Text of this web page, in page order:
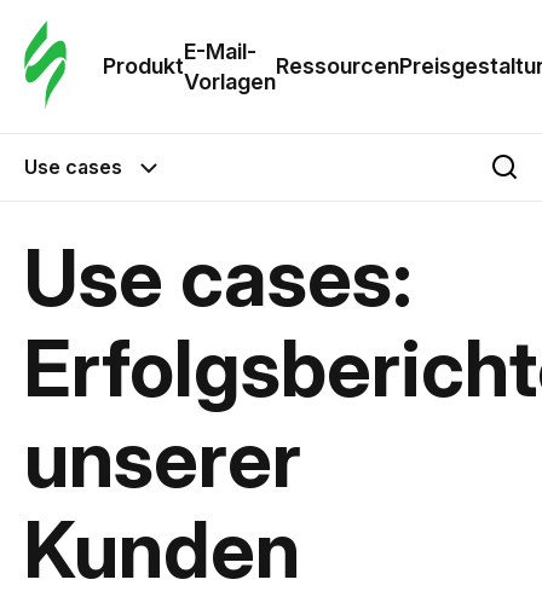
Produkt
E-Mail-
Vorlagen
Ressourcen
Use cases
Use cases:
unserer
Kunden